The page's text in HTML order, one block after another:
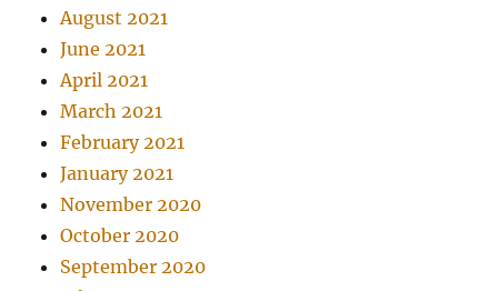
August 2021
June 2021
April 2021
March 2021
February 2021
January 2021
November 2020
October 2020
September 2020